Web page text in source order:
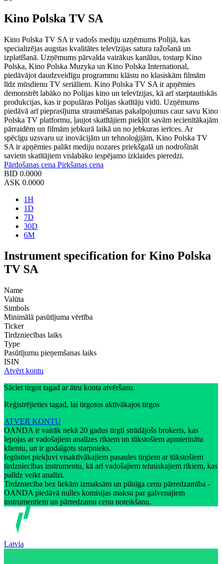
Kino Polska TV SA
Kino Polska TV SA ir vadošs mediju uzņēmums Polijā, kas
specializējas augstas kvalitātes televīzijas satura ražošanā un
izplatīšanā. Uzņēmums pārvalda vairākus kanālus, tostarp Kino
Polska, Kino Polska Muzyka un Kino Polska International,
piedāvājot daudzveidīgu programmu klāstu no klasiskām filmām
līdz mūsdienu TV seriāliem. Kino Polska TV SA ir apņēmies
demonstrēt labāko no Polijas kino un televīzijas, kā arī starptautiskās
produkcijas, kas ir populāras Polijas skatītāju vidū. Uzņēmums
piedāvā arī pieprasījuma straumēšanas pakalpojumus caur savu Kino
Polska TV platformu, ļaujot skatītājiem piekļūt savām iecienītākajām
pārraidēm un filmām jebkurā laikā un no jebkuras ierīces. Ar
spēcīgu uzsvaru uz inovācijām un tehnoloģijām, Kino Polska TV
SA ir apņēmies palikt mediju nozares priekšgalā un nodrošināt
saviem skatītājiem vislabāko iespējamo izklaides pieredzi.
Pārdošanas cena Pirkšanas cena
BID 0.0000
ASK 0.0000
1H
1D
7D
30D
6M
Instrument specification for Kino Polska
TV SA
Name
Valūta
Simbols
Minimālā pasūtījuma vērtība
Ticker
Tirdzniecības laiks
Type
Pasūtījumu pieņemšanas laiks
ISIN
Atvērt kontu
Sāciet tirgot tagad ar ātru konta atvēršanu.
Reģistrējieties tagad, lai tirgotos aktīvākajos tirgos
ATVER KONTU
OANDA ir vairāk nekā 20 gadus tirgū strādājošs brokeris, kas
lepojas ar vadošajiem analīzes rīkiem un tūkstošiem apmierinātu
klientu, un ir godalgots starpnieks.
Iegūstiet piekļuvi visaktīvākajiem pasaules tirgiem ar tūkstošiem
tirdzniecības instrumentu, kā arī vadošajiem tehniskajiem rīkiem, kas
palīdz veikt analīzi.
Tirdzniecība bez liekām izmaksām un pilnīga cenu pārredzamība -
OANDA piedāvā nulles komisijas maksu par galvenajiem
instrumentiem un pārredzamu cenu noteikšanu.
Latvia